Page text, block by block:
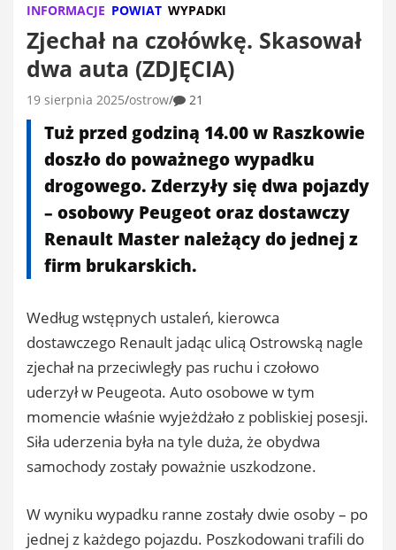
INFORMACJE POWIAT WYPADKI
Zjechał na czołówkę. Skasował
dwa auta (ZDJĘCIA)
19 sierpnia 2025 ostrow 21
Tuż przed godziną 14.00 w Raszkowie
doszło do poważnego wypadku
drogowego. Zderzyły się dwa pojazdy
– osobowy Peugeot oraz dostawczy
Renault Master należący do jednej z
firm brukarskich.
Według wstępnych ustaleń, kierowca
dostawczego Renault jadąc ulicą Ostrowską nagle
zjechał na przeciwległy pas ruchu i czołowo
uderzył w Peugeota. Auto osobowe w tym
momencie właśnie wyjeżdżało z pobliskiej posesji.
Siła uderzenia była na tyle duża, że obydwa
samochody zostały poważnie uszkodzone.
W wyniku wypadku ranne zostały dwie osoby – po
jednej z każdego pojazdu. Poszkodowani trafili do